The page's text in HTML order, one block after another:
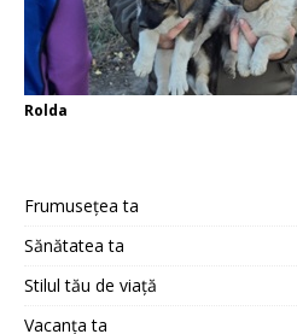
Rolda
Frumusețea ta
Sănătatea ta
Stilul tău de viață
Vacanța ta